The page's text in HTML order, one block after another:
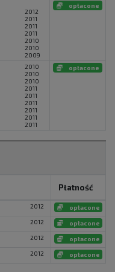
2012
2011
2011
2011
2010
2010
2009
opłacone
2010
2010
2010
2011
2011
2011
2011
2011
2011
opłacone
Płatność
2012
opłacone
2012
opłacone
2012
opłacone
2012 opłacone